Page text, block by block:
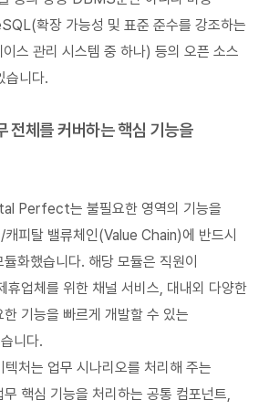
확장 가능성 및 표준 준수를 강조하는
스 관리 시스템 중 하나) 등의 오픈 소스
습니다.
전체를 커버하는 핵심 기능을
Perfect는 불필요한 영역의 기능을
피탈 밸류체인(Value Chain)에 반드시
화했습니다. 해당 모듈은 직원이
휴업체를 위한 채널 서비스, 대내외 다양한
기능을 빠르게 개발할 수 있는
니다.
처는 업무 시나리오를 처리해 주는
핵심 기능을 처리하는 공통 컴포넌트,